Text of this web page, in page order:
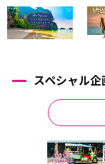
スペシャル企